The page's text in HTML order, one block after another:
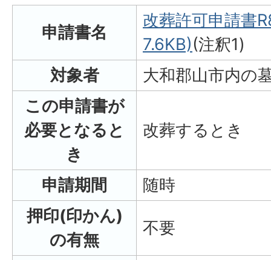
申請書名
改葬許可申請書
7.6KB)(注釈1)
対象者
大和郡山市内の
この申請書が
必要となると
き
改葬するとき
申請期間
随時
押印(印かん)
の有無
不要